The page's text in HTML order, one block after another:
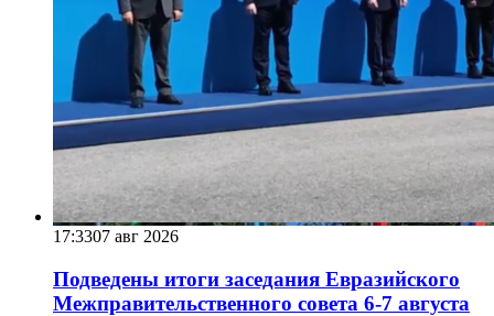
17:3307 авг 2026
Подведены итоги заседания Евразийского
Межправительственного совета 6-7 августа